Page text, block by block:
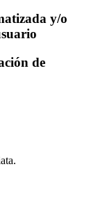
y/o
de